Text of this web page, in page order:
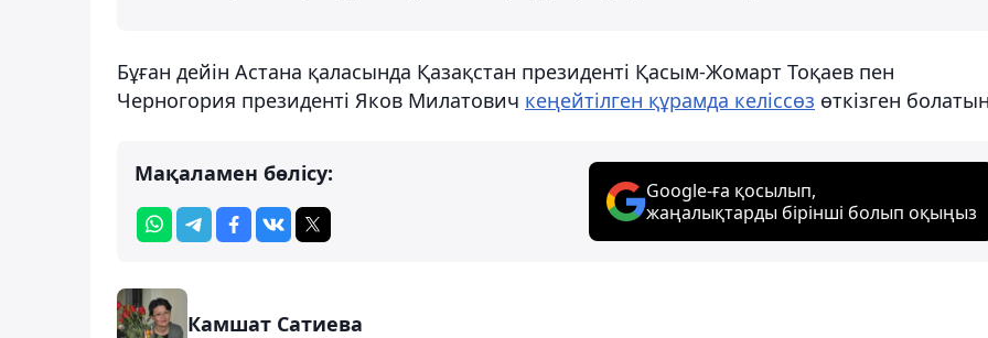
Бұған дейін Астана қаласында Қазақстан президенті Қасым-Жомарт Тоқаев пен
Черногория президенті Яков Милатович кеңейтілген құрамда келіссөз өткізген
Мақаламен бөлісу:
Google-ға қосылып,
жаңалықтарды бірінші болып оқыңыз
Камшат Сатиева